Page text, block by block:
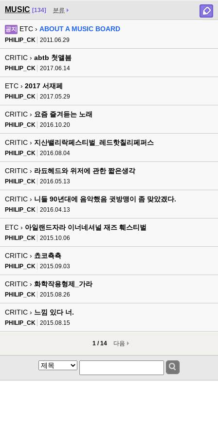
MUSIC [134] 분류
공지 ETC › ABOUT A MUSIC BOARD
PHILIP_CK 2011.06.29
CRITIC › abtb 첫앨븜
PHILIP_CK 2017.06.14
ETC › 2017 서재페
PHILIP_CK 2017.05.29
CRITIC › 요즘 즐겨듣는 노래
PHILIP_CK 2016.10.20
CRITIC › 지산밸리락페스티벌_레드핫칠리페퍼스
PHILIP_CK 2016.08.04
CRITIC › 라됴헤드와 위저에 관한 짧은생각
PHILIP_CK 2016.05.13
CRITIC › 니들 90년대에 음악했음 귓방맹이 좀 맞았겠다.
PHILIP_CK 2016.04.13
ETC › 아일랜드자라 이너네셔널 재즈 훼스티벌
PHILIP_CK 2015.10.06
CRITIC › 쵸코쵹쵹
PHILIP_CK 2015.09.03
CRITIC › 화학작용형제_가라
PHILIP_CK 2015.08.26
CRITIC › 느낌 있다 너.
PHILIP_CK 2015.08.15
1 / 14 다음